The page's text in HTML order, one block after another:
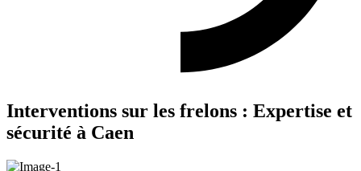
Interventions sur les frelons : Expertise et
sécurité à Caen